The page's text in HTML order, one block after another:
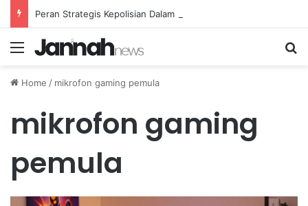
Menu
Home / mikrofon gaming pemula
mikrofon gaming
pemula